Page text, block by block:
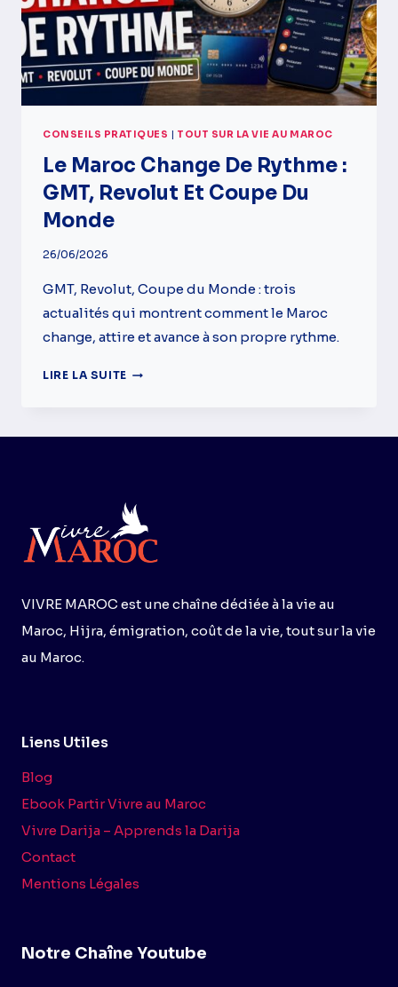
CONSEILS PRATIQUES | TOUT SUR LA VIE AU MAROC
Le Maroc Change De Rythme :
GMT, Revolut Et Coupe Du
Monde
26/06/2026
GMT, Revolut, Coupe du Monde : trois
actualités qui montrent comment le Maroc
change, attire et avance à son propre rythme.
LIRE LA SUITE LE
REVOLUT
ET
COUPE
DU
VIVRE MAROC est une chaîne dédiée à la vie au
Maroc, Hijra, émigration, coût de la vie, tout sur la vie
au Maroc.
Liens Utiles
Blog
Ebook Partir Vivre au Maroc
Vivre Darija – Apprends la Darija
Contact
Mentions Légales
Notre Chaîne Youtube